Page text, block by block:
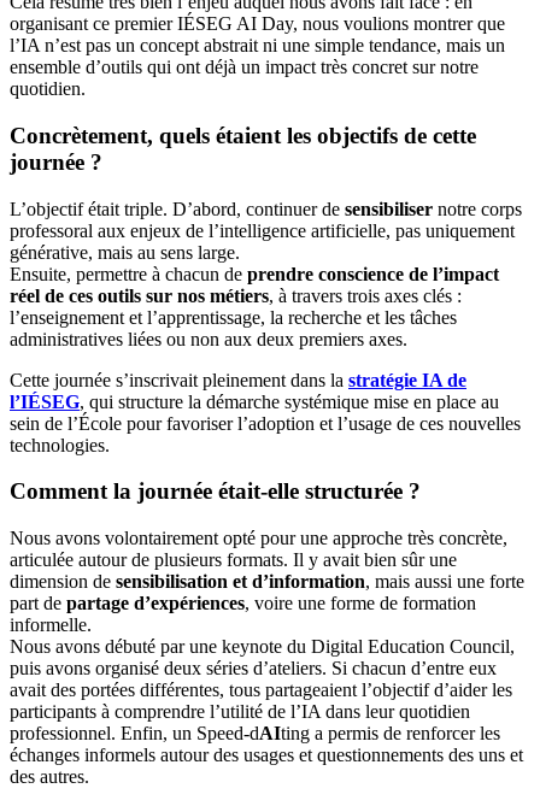
organisant ce premier IÉSEG AI Day, nous voulions montrer que
l’IA n’est pas un concept abstrait ni une simple tendance, mais un
ensemble d’outils qui ont déjà un impact très concret sur notre
quotidien.
Concrètement, quels étaient les objectifs de cette
journée ?
L’objectif était triple. D’abord, continuer de sensibiliser notre corps
professoral aux enjeux de l’intelligence artificielle, pas uniquement
générative, mais au sens large.
Ensuite, permettre à chacun de prendre conscience de l’impact
réel de ces outils sur nos métiers, à travers trois axes clés :
l’enseignement et l’apprentissage, la recherche et les tâches
administratives liées ou non aux deux premiers axes.
Cette journée s’inscrivait pleinement dans la stratégie IA de
l’IÉSEG, qui structure la démarche systémique mise en place au
sein de l’École pour favoriser l’adoption et l’usage de ces nouvelles
technologies.
Comment la journée était-elle structurée ?
Nous avons volontairement opté pour une approche très concrète,
articulée autour de plusieurs formats. Il y avait bien sûr une
dimension de sensibilisation et d’information, mais aussi une forte
part de partage d’expériences, voire une forme de formation
informelle.
Nous avons débuté par une keynote du Digital Education Council,
puis avons organisé deux séries d’ateliers. Si chacun d’entre eux
avait des portées différentes, tous partageaient l’objectif d’aider les
participants à comprendre l’utilité de l’IA dans leur quotidien
professionnel. Enfin, un Speed-dAIting a permis de renforcer les
échanges informels autour des usages et questionnements des uns et
des autres.